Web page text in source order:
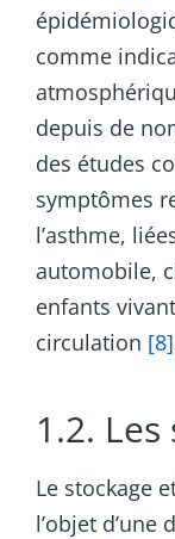
comme
depuis de
des études
symptômes
l’asthme,
automobile,
enfants
circulation [8]
1.2.
Le stockage
l’objet